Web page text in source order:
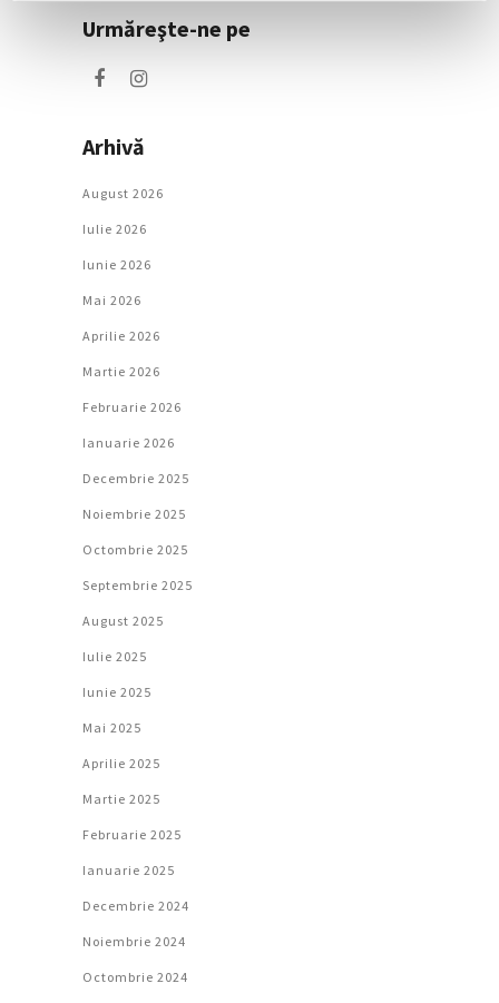
Urmăreşte-ne pe
Arhivă
August 2026
Iulie 2026
Iunie 2026
Mai 2026
Aprilie 2026
Martie 2026
Februarie 2026
Ianuarie 2026
Decembrie 2025
Noiembrie 2025
Octombrie 2025
Septembrie 2025
August 2025
Iulie 2025
Iunie 2025
Mai 2025
Aprilie 2025
Martie 2025
Februarie 2025
Ianuarie 2025
Decembrie 2024
Noiembrie 2024
Octombrie 2024